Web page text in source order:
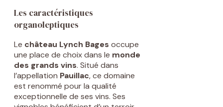
Les caractéristiques
organoleptiques
Le château Lynch Bages occupe
une place de choix dans le monde
des grands vins. Situé dans
l’appellation Pauillac, ce domaine
est renommé pour la qualité
exceptionnelle de ses vins. Ses